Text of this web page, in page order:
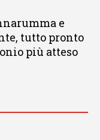
e
tutto pronto
più atteso